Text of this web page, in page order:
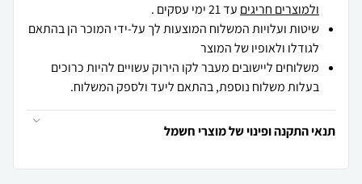
ולמוצרים חריגים עד 21 ימי עסקים .
שיטות ועלויות המשלוח המוצעות לך על-ידי המוכר הן בהתאם
לגודלו ולאופיו של המוצר
משלוחים ליישובים מעבר לקו הירוק עשויים להיות כרוכים
בעלות משלוח נוספת, בהתאם ליעד ולספק המשלוח.
תנאי התקנה ופינוי של מוצרי חשמל